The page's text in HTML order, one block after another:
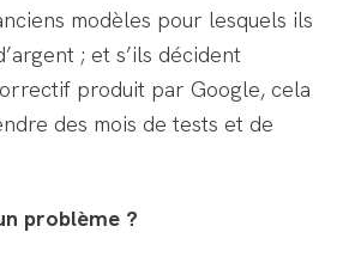
modèles pour lesquels ils
; et s’ils décident
produit par Google, cela
des mois de tests et de
problème ?